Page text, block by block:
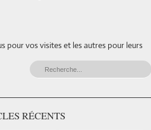
pour vos visites et les autres pour leurs
RÉCENTS